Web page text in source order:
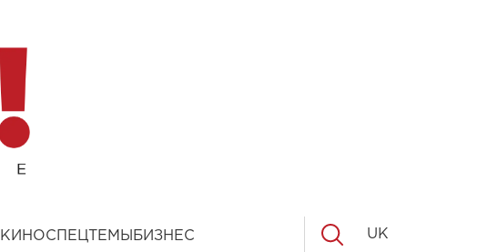
КИНОСПЕЦТЕМЫ БИЗНЕС UK